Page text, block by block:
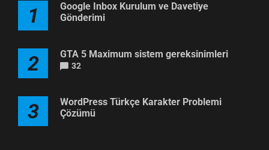
1
Google Inbox Kurulum ve Davetiye
Gönderimi
2 GTA 5 Maximum sistem gereksinimleri
32
3
WordPress Türkçe Karakter Problemi
Çözümü